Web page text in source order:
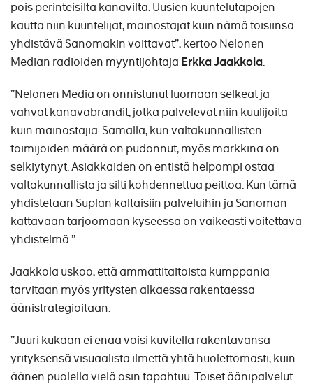
pois perinteisiltä kanavilta. Uusien kuuntelutapojen
kautta niin kuuntelijat, mainostajat kuin nämä toisiinsa
yhdistävä Sanomakin voittavat”, kertoo Nelonen
Median radioiden myyntijohtaja Erkka Jaakkola.
”Nelonen Media on onnistunut luomaan selkeät ja
vahvat kanavabrändit, jotka palvelevat niin kuulijoita
kuin mainostajia. Samalla, kun valtakunnallisten
toimijoiden määrä on pudonnut, myös markkina on
selkiytynyt. Asiakkaiden on entistä helpompi ostaa
valtakunnallista ja silti kohdennettua peittoa. Kun tämä
yhdistetään Suplan kaltaisiin palveluihin ja Sanoman
kattavaan tarjoomaan kyseessä on vaikeasti voitettava
yhdistelmä.”
Jaakkola uskoo, että ammattitaitoista kumppania
tarvitaan myös yritysten alkaessa rakentaessa
äänistrategioitaan.
”Juuri kukaan ei enää voisi kuvitella rakentavansa
yrityksensä visuaalista ilmettä yhtä huolettomasti, kuin
äänen puolella vielä osin tapahtuu. Toiset äänipalvelut